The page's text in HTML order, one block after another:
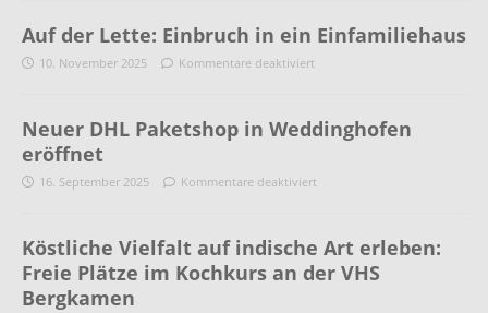
Auf der Lette: Einbruch in ein Einfamiliehaus
10. November 2025 Kommentare deaktiviert
Neuer DHL Paketshop in Weddinghofen
eröffnet
16. September 2025 Kommentare deaktiviert
Köstliche Vielfalt auf indische Art erleben:
Freie Plätze im Kochkurs an der VHS
Bergkamen